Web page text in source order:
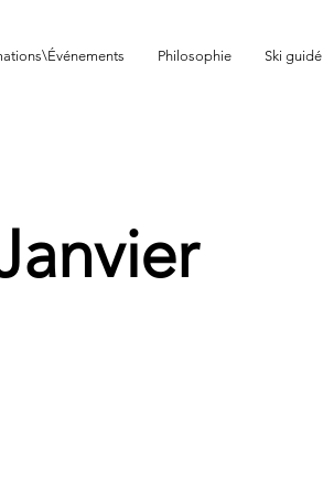
Philosophie Ski guidé